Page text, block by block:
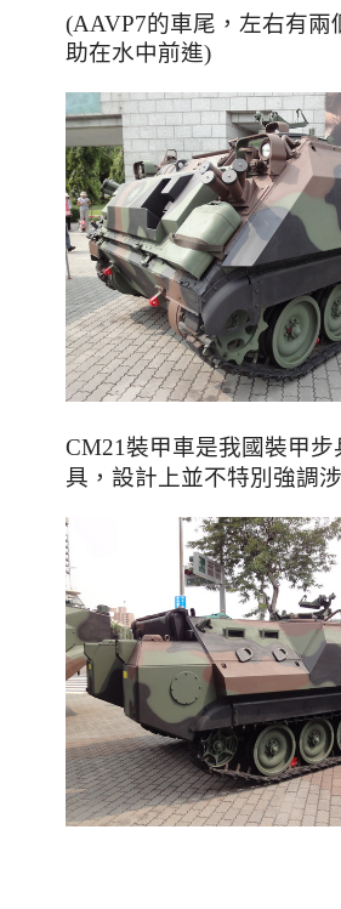
(AAVP7的車尾 ， 左右有兩
助在水中前進)
CM21裝甲車是我國裝甲步
具 ，設計上並不特別強調